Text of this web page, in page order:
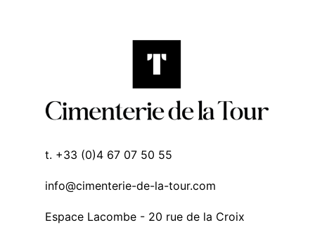
t. +33 (0)4 67 07 50 55
info@cimenterie-de-la-tour.com
Espace Lacombe - 20 rue de la Croix